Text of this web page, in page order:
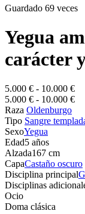
Guardado 69 veces
Yegua
carácter
5.000 € - 10.000 €
5.000 € - 10.000 €
Raza Oldenburgo
Tipo Sangre
SexoYegua
Edad5 años
Alzada167 cm
CapaCastaño oscuro
Disciplina principal
Disciplinas
Ocio
Doma clásica